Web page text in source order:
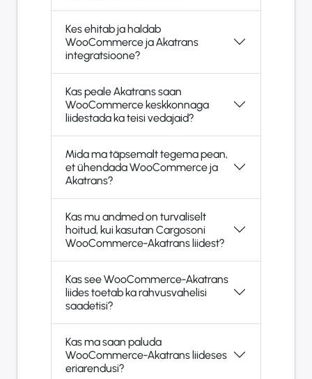
Kes ehitab ja haldab
WooCommerce ja Akatrans
integratsioone?
Kas peale Akatrans saan
WooCommerce keskkonnaga
liidestada ka teisi vedajaid?
Mida ma täpsemalt tegema pean,
et ühendada WooCommerce ja
Akatrans?
Kas mu andmed on turvaliselt
hoitud, kui kasutan Cargosoni
WooCommerce-Akatrans liidest?
Kas see WooCommerce-Akatrans
liides toetab ka rahvusvahelisi
saadetisi?
Kas ma saan paluda
WooCommerce-Akatrans liideses
eriarendusi?